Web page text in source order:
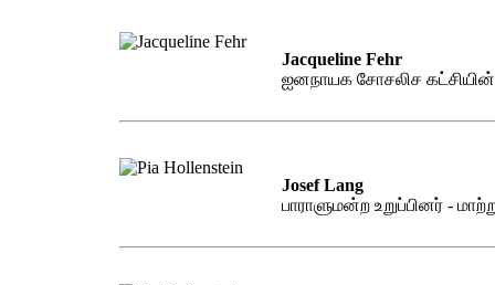
Jacqueline Fehr
ஐனநாயக சோசலிச கட்சியின்
Josef Lang
பாராளுமன்ற உறுப்பினர் -